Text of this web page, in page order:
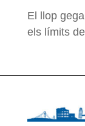
El llop
els límits